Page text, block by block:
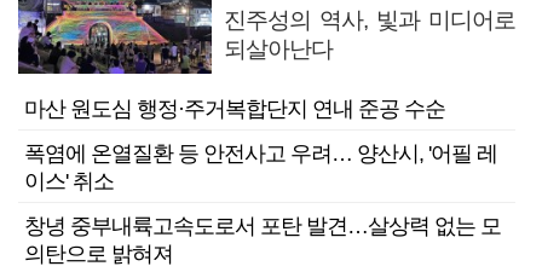
진주성의 역사, 빛과 미디어로
되살아난다
마산 원도심 행정·주거복합단지 연내 준공 수순
폭염에 온열질환 등 안전사고 우려… 양산시, '어필 레
이스' 취소
창녕 중부내륙고속도로서 포탄 발견…살상력 없는 모
의탄으로 밝혀져